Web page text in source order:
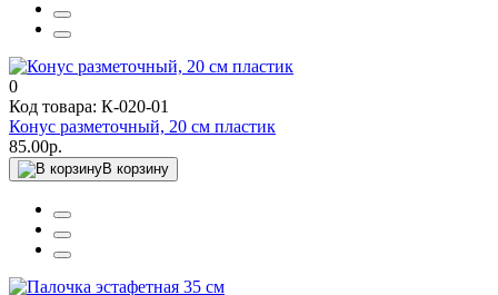
0
Код товара: К-020-01
Конус разметочный, 20 см пластик
85.00р.
В корзину